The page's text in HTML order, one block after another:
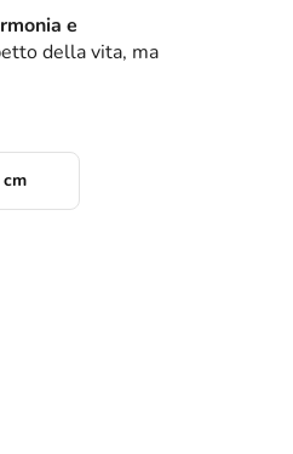
e
della vita, ma